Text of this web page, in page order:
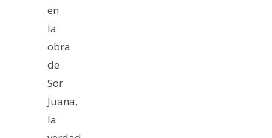
en
la
obra
de
Sor
Juana,
la